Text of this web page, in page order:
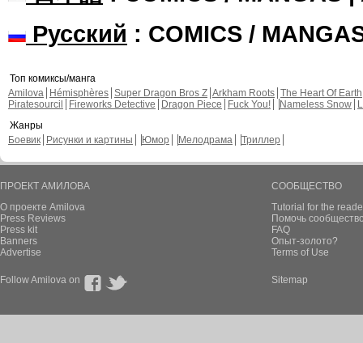
Русский : COMICS /
Топ комиксы/манга
Amilova
Hémisphères Super Dragon Bros Z Arkham Roots The Heart Of Earth
Piratesourcil
Fireworks Detective Dragon Piece Fuck You! Nameless Snow
Жанры
Боевик
Рисунки и картины Юмор Мелодрама Триллер
ПРОЕКТ АМИЛОВА
О проекте Amilova
Press Reviews
Press kit
Banners
Advertise
СООБЩЕСТВО
Tutorial for the
Помочь
FAQ
Опыт-золото?
Terms of Use
Follow Amilova on Sitemap